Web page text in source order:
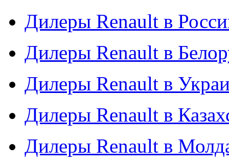
Дилеры Renault в
Дилеры Renault в
Дилеры Renault в
Дилеры Renault в
Дилеры Renault в